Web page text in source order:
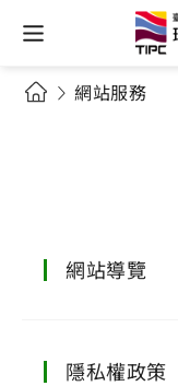
網站服務
網站導覽
隱私權政策